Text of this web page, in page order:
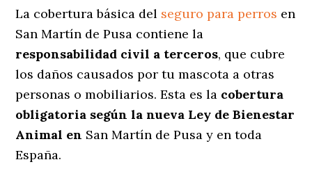
La cobertura básica del seguro para perros en
San Martín de Pusa contiene la
responsabilidad civil a terceros, que cubre
los daños causados por tu mascota a otras
personas o mobiliarios. Esta es la cobertura
obligatoria según la nueva Ley de Bienestar
Animal en San Martín de Pusa y en toda
España.